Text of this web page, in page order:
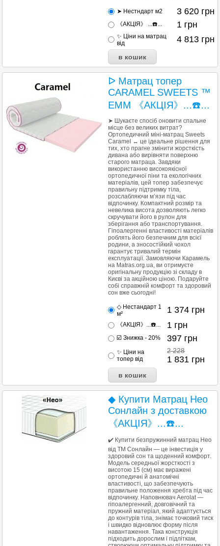
➤ Нестндарт м2 3 620 грн
《АКЦІЯ》 ...☎️... 1 грн
✨ Ціни на матрац
від
4 813 грн
ᐅ Матрац топер
CARAMEL SWEETS ™
EMM 《АКЦІЯ》...☎️...
➤ Шукаєте спосіб оновити спальне
місце без великих витрат?
Ортопедичний міні-матрац Sweets
Caramel ↔ це ідеальне рішення для
тих, хто прагне змінити жорсткість
дивана або вирівняти поверхню
старого матраца. Завдяки
використанню високоякісної
ортопедичної піни та екологічних
матеріалів, цей топер забезпечує
правильну підтримку тіла,
розслабляючи м’язи під час
відпочинку. Компактний розмір та
невелика висота дозволяють легко
скручувати його в рулон для
зберігання або транспортування.
Гіпоалергенні властивості матеріалів
роблять його безпечним для всієї
родини, а зносостійкий чохол
гарантує тривалий термін
експлуатації. Замовляючи Карамель
на Matras.org.ua, ви отримуєте
оригінальну продукцію зі складу в
Києві за акційною ціною. Подаруйте
собі справжній комфорт та здоровий
сон вже сьогодні!
◇ Нестандарт 1
м²
1 374 грн
《АКЦІЯ》...☎️... 1 грн
☑️ Знижка - 20% 397 грн
✨ Ціни на
топер від
2 228
1 831 грн
◆ Купити Матрац Нео
Сонлайн з доставкою
《АКЦІЯ》...☎️...
✔️ Купити безпружинний матрац Heo
від ТМ Сонлайн — це інвестиція у
здоровий сон та щоденний комфорт.
Модель середньої жорсткості з
висотою 15 (см) має виражені
ортопедичні й анатомічні
властивості, що забезпечують
правильне положення хребта під час
відпочинку. Наповнювач Aerolat —
гіпоалергенний, довговічний та
пружний матеріал, який адаптується
до контурів тіла, знімає точковий тиск
і швидко відновлює форму після
навантаження. Така конструкція
підходить дорослим і підліткам,